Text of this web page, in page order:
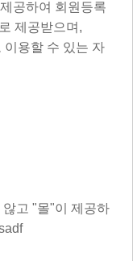
공하여 회원등록
제공받으며,
용할 수 있는 자
고 "몰"이 제공하